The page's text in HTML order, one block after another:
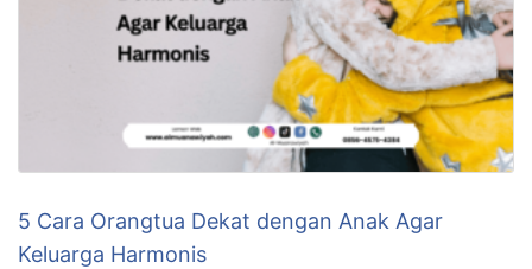
5 Cara Orangtua Dekat dengan Anak Agar
Keluarga Harmonis